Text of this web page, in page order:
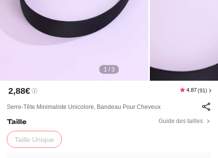
1 / 3
2,88€ 4.87 (91)
Serre-Tête Minimaliste Unicolore, Bandeau Pour Cheveux
Taille Guide des tailles
Taille Unique